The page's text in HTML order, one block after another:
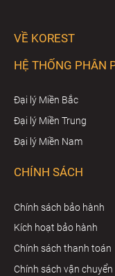
VỀ KOREST
HỆ THỐNG PHÂN
Đại lý Miền Bắc
Đại lý Miền Trung
Đại lý Miền Nam
CHÍNH SÁCH
Chính sách bảo hành
Kích hoạt bảo hành
Chính sách thanh toán
Chính sách vận chuyển